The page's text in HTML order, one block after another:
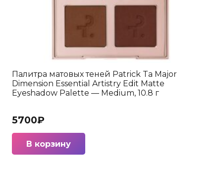
Палитра матовых теней Patrick Ta Major
Dimension Essential Artistry Edit Matte
Eyeshadow Palette — Medium, 10.8 г
5700₽
В корзину